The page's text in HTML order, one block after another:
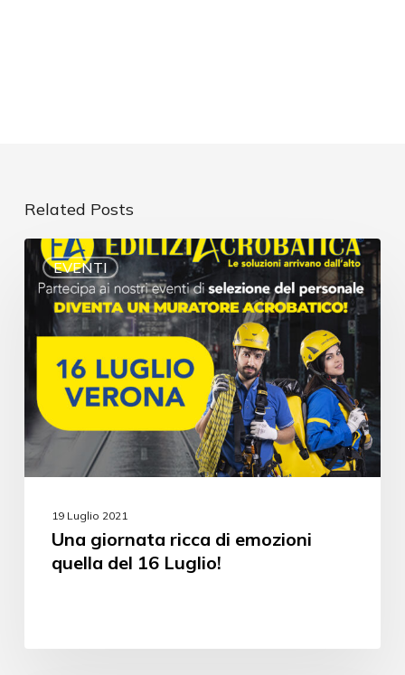
Related Posts
EVENTI
19 Luglio 2021
Una giornata ricca di emozioni
quella del 16 Luglio!